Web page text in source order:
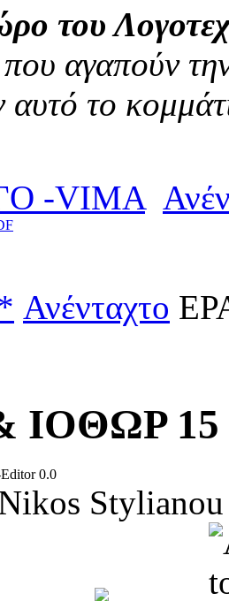
του
αγαπούν
το
-VIMA
Ανένταχτο
ΙΟΘΩΡ 15
0.0
Nikos